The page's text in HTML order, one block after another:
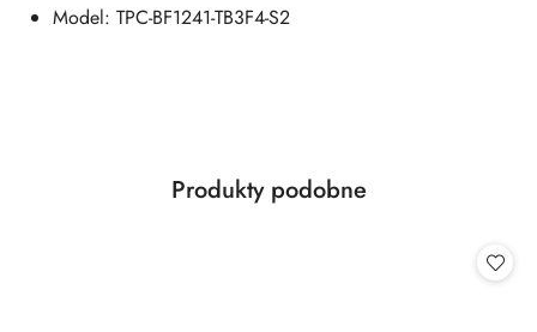
Model: TPC-BF1241-TB3F4-S2
Pomiń karuzelę produktów
Produkty
Produkty podobne